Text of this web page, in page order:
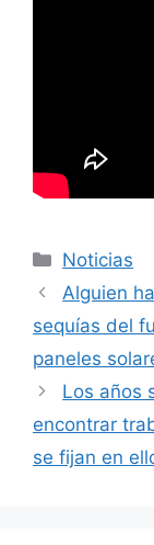
Categorías
Noticias
Alguien
sequías del
paneles
Los años
encontrar
se fijan en